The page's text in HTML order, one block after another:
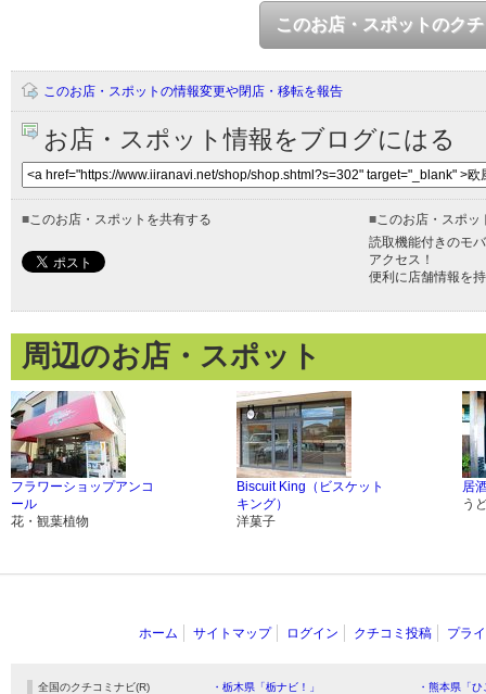
このお店・スポットのク
このお店・スポットの情報変更や閉店・移転を報告
お店・スポット情報をブログにはる
■このお店・スポットを共有する ■このお店・スポッ
読取機能付きのモ
アクセス！
便利に店舗情報を
周辺のお店・スポット
フラワーショップアンコ
ール
花・観葉植物
Biscuit King（ビスケット
キング）
洋菓子
居
う
ホーム サイトマップ ログイン クチコミ投稿 プラ
全国のクチコミナビ(R) ・栃木県「栃ナビ！」
・熊本県「